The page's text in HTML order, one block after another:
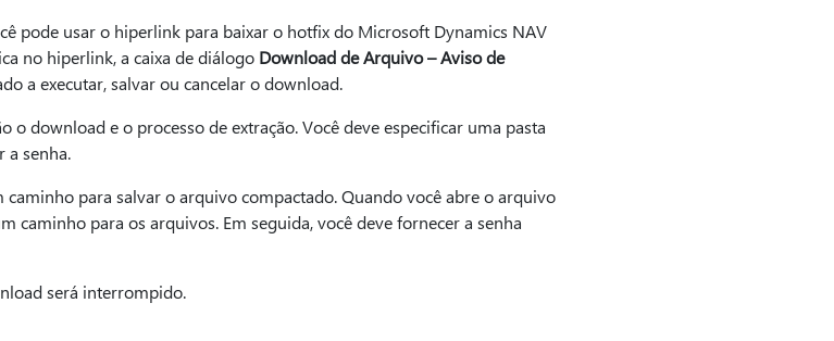
pode usar o hiperlink para baixar o hotfix do Microsoft Dynamics NAV
no hiperlink, a caixa de diálogo Download de Arquivo – Aviso de
a executar, salvar ou cancelar o download.
o download e o processo de extração. Você deve especificar uma pasta
a senha.
caminho para salvar o arquivo compactado. Quando você abre o arquivo
caminho para os arquivos. Em seguida, você deve fornecer a senha
será interrompido.